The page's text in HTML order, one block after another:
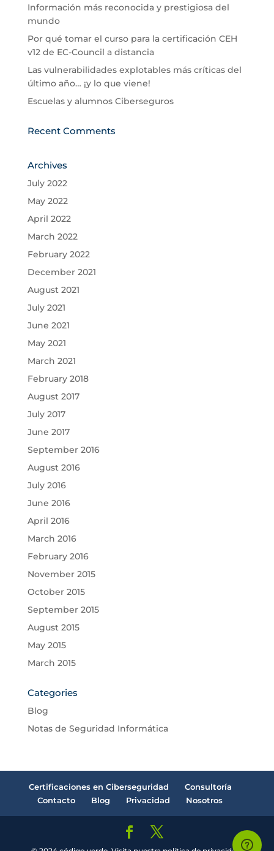
Información más reconocida y prestigiosa del
mundo
Por qué tomar el curso para la certificación CEH
v12 de EC-Council a distancia
Las vulnerabilidades explotables más críticas del
último año… ¡y lo que viene!
Escuelas y alumnos Ciberseguros
Recent Comments
Archives
July 2022
May 2022
April 2022
March 2022
February 2022
December 2021
August 2021
July 2021
June 2021
May 2021
March 2021
February 2018
August 2017
July 2017
June 2017
September 2016
August 2016
July 2016
June 2016
April 2016
March 2016
February 2016
November 2015
October 2015
September 2015
August 2015
May 2015
March 2015
Categories
Blog
Notas de Seguridad Informática
Certificaciones en Ciberseguridad
Consultoría
Contacto
Blog Privacidad Nosotros